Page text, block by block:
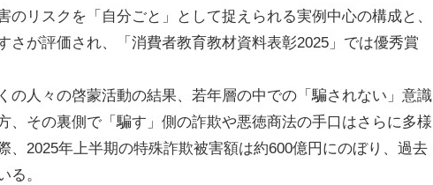
リスクを「自分ごと」として捉えられる実例中心の構成と、
さが評価され、「消費者教育教材資料表彰2025」では優秀賞
の人々の啓蒙活動の結果、若年層の中での「騙されない」意識
、その裏側で「騙す」側の詐欺や悪徳商法の手口はさらに多様
、2025年上半期の特殊詐欺被害額は約600億円にのぼり、過去
る。